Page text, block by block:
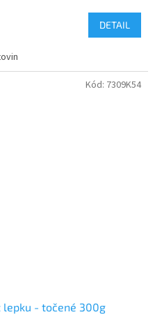
DETAIL
lepku - točené 300g
Kód: 7309K54